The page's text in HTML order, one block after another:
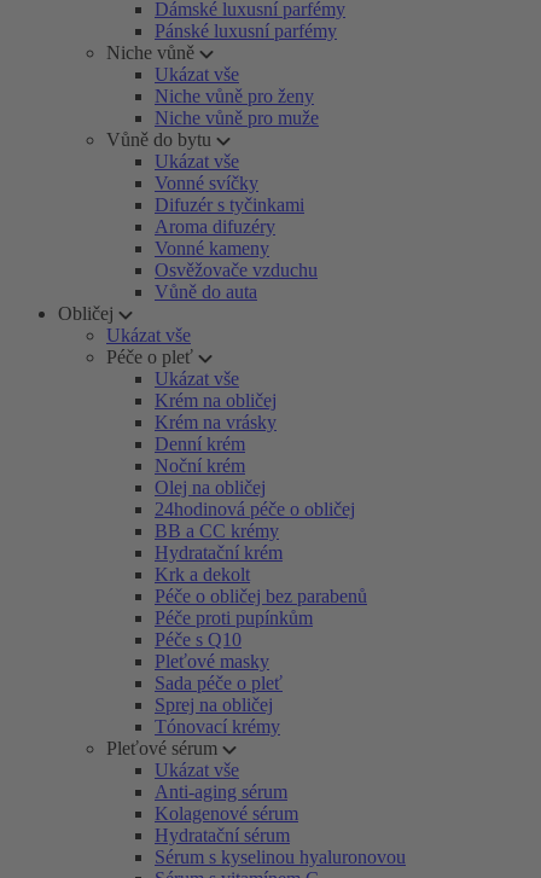
Dámské luxusní parfémy
Pánské luxusní parfémy
Niche vůně
Ukázat vše
Niche vůně pro ženy
Niche vůně pro muže
Vůně do bytu
Ukázat vše
Vonné svíčky
Difuzér s tyčinkami
Aroma difuzéry
Vonné kameny
Osvěžovače vzduchu
Vůně do auta
Obličej
Ukázat vše
Péče o pleť
Ukázat vše
Krém na obličej
Krém na vrásky
Denní krém
Noční krém
Olej na obličej
24hodinová péče o obličej
BB a CC krémy
Hydratační krém
Krk a dekolt
Péče o obličej bez parabenů
Péče proti pupínkům
Péče s Q10
Pleťové masky
Sada péče o pleť
Sprej na obličej
Tónovací krémy
Pleťové sérum
Ukázat vše
Anti-aging sérum
Kolagenové sérum
Hydratační sérum
Sérum s kyselinou hyaluronovou